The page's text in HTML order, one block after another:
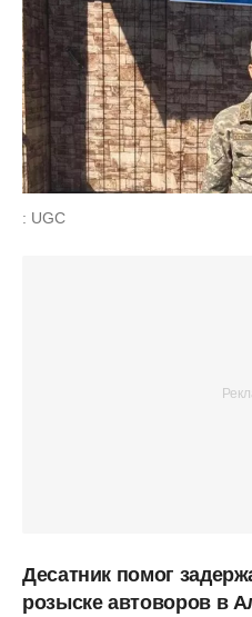
: UGC
Десатник помог
розыске автоворов в